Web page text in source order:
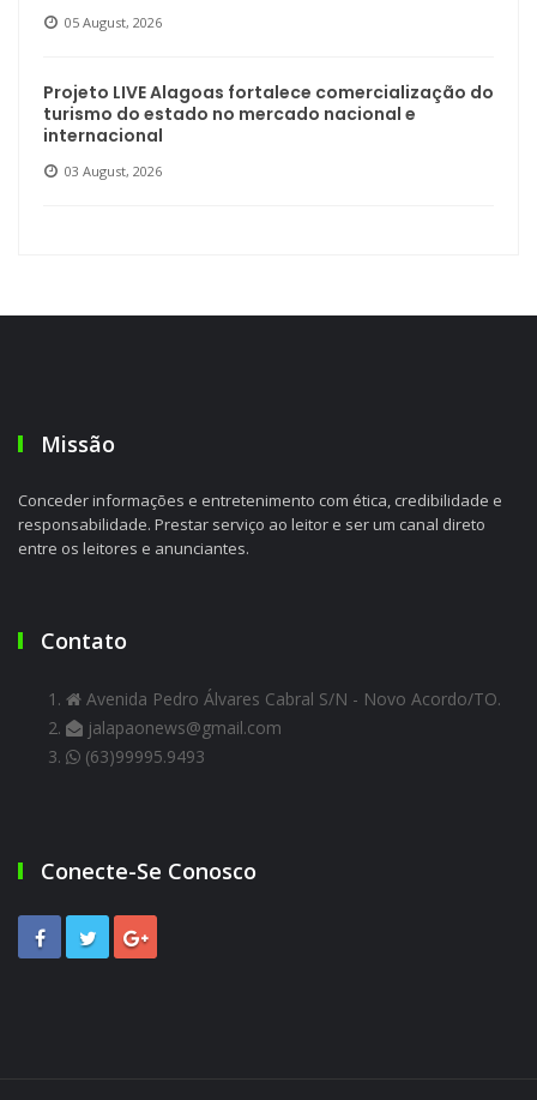
05 August, 2026
Projeto LIVE Alagoas fortalece comercialização do
turismo do estado no mercado nacional e
internacional
03 August, 2026
Missão
Conceder informações e entretenimento com ética, credibilidade e
responsabilidade. Prestar serviço ao leitor e ser um canal direto
entre os leitores e anunciantes.
Contato
Avenida Pedro Álvares Cabral S/N - Novo Acordo/TO.
jalapaonews@gmail.com
(63)99995.9493
Conecte-Se Conosco